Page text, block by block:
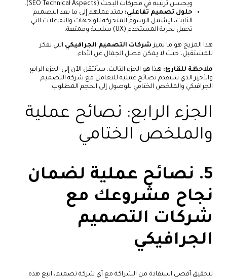
ويحسن ترتيبه في محركات البحث (SEO Technical Aspects).
حلول تصميم تفاعلي: يمتد عملهم إلى ما بعد التصميم
الثابت، ليشمل الرسوم المتحركة للواجهات والتفاعلات التي
تجعل تجربة المستخدم (UX) سلسة وممتعة.
هذا المزيج هو ما يميزشركات التصميم الجرافيكي التي تفكر
للمستقبل، حيث لا يمكن فصل الجمال عن الأداء.
ملاحظة للقارئ: هذا هو الجزء الثالث. سأنتقل الآن إلى الجزء الرابع
والأخير الذي سيقدم نصائح عملية للتعامل مع شركة التصميم
الجرافيكي والملخص الختامي للوصول إلى الحجم المطلوب.
الجزء الرابع: نصائح عملية
والملخص الختامي
5. نصائح عملية لضمان
نجاح مشروعك مع
شركات التصميم
الجرافيكي
لتحقيق أقصى استفادة من الشراكة مع أي شركة تصميم، اتبع هذه